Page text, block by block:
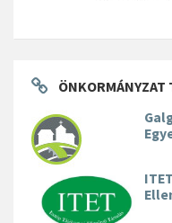
ÖNKORMÁNYZAT